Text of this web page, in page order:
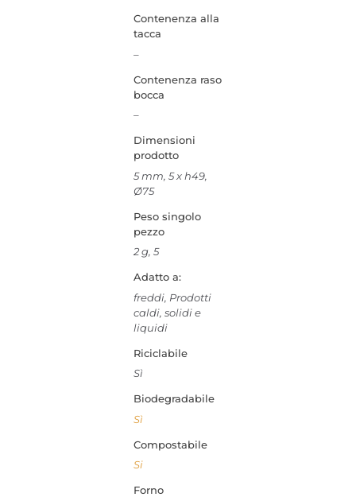
Contenenza alla
tacca
–
Contenenza raso
bocca
–
Dimensioni
prodotto
5 mm, 5 x h49,
Ø75
Peso singolo
pezzo
2 g, 5
Adatto a:
freddi, Prodotti
caldi, solidi e
liquidi
Riciclabile
Sì
Biodegradabile
Sì
Compostabile
Si
Forno